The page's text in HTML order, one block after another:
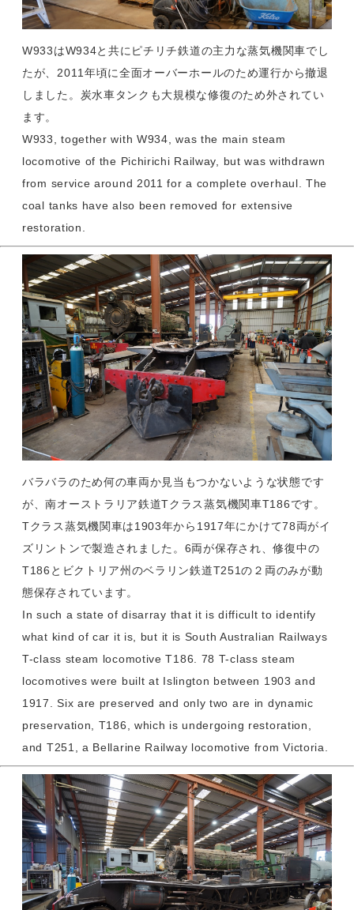
W933はW934と共にピチリチ鉄道の主力な蒸気機関車でし
たが、2011年頃に全面オーバーホールのため運行から撤退
しました。炭水車タンクも大規模な修復のため外されてい
ます。
W933, together with W934, was the main steam
locomotive of the Pichirichi Railway, but was withdrawn
from service around 2011 for a complete overhaul. The
coal tanks have also been removed for extensive
restoration.
バラバラのため何の車両か見当もつかないような状態です
が、南オーストラリア鉄道Tクラス蒸気機関車T186です。
Tクラス蒸気機関車は1903年から1917年にかけて78両がイ
ズリントンで製造されました。6両が保存され、修復中の
T186とビクトリア州のベラリン鉄道T251の２両のみが動
態保存されています。
In such a state of disarray that it is difficult to identify
what kind of car it is, but it is South Australian Railways
T-class steam locomotive T186. 78 T-class steam
locomotives were built at Islington between 1903 and
1917. Six are preserved and only two are in dynamic
preservation, T186, which is undergoing restoration,
and T251, a Bellarine Railway locomotive from Victoria.